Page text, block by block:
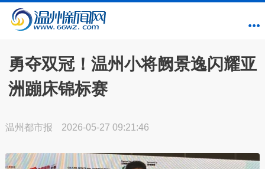
勇夺双冠！温州小将阙景逸闪耀亚
洲蹦床锦标赛
温州都市报 2026-05-27 09:21:46